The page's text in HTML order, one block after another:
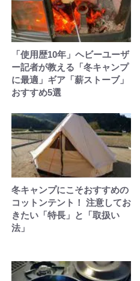
「使用歴10年」ヘビーユーザ
ー記者が教える「冬キャンプ
に最適」ギア「薪ストーブ」
おすすめ5選
冬キャンプにこそおすすめの
コットンテント！ 注意してお
きたい「特長」と「取扱い
法」